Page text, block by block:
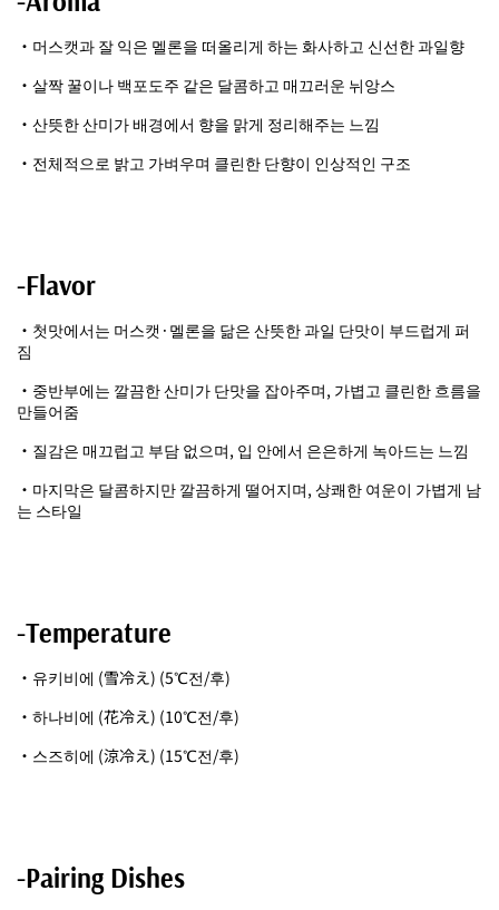
・머스캣과 잘 익은 멜론을 떠올리게 하는 화사하고 신선한 과일향
・살짝 꿀이나 백포도주 같은 달콤하고 매끄러운 뉘앙스
・산뜻한 산미가 배경에서 향을 맑게 정리해주는 느낌
・전체적으로 밝고 가벼우며 클린한 단향이 인상적인 구조
-Flavor
・첫맛에서는 머스캣·멜론을 닮은 산뜻한 과일 단맛이 부드럽게 퍼
짐
・중반부에는 깔끔한 산미가 단맛을 잡아주며, 가볍고 클린한 흐름을
만들어줌
・질감은 매끄럽고 부담 없으며, 입 안에서 은은하게 녹아드는 느낌
・마지막은 달콤하지만 깔끔하게 떨어지며, 상쾌한 여운이 가볍게 남
는 스타일
-Temperature
・유키비에 (雪冷え) (5℃전/후)
・하나비에 (花冷え) (10℃전/후)
・스즈히에 (涼冷え) (15℃전/후)
-Pairing Dishes